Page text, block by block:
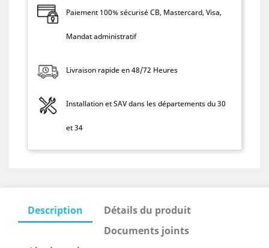
Paiement 100% sécurisé CB, Mastercard, Visa,
Mandat administratif
Livraison rapide en 48/72 Heures
Installation et SAV dans les départements du 30
et 34
Description
Détails du produit
Documents joints